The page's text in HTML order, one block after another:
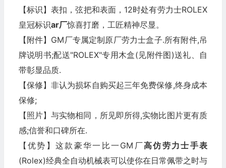
【标识】表扣，弦把和表面，12时处有劳力士ROLEX
皇冠标识ar厂惊喜打磨，工匠精神尽显。
【附件】GM厂专属定制原厂劳力士盒子.所有附件,吊
牌说明书;配送"ROLEX"专用木盒(见附件图)送礼、自
带彰显品质.
【保修】非认为损坏自购买起三年免费保修,终身成本
保修;
【照片】与实物相同，所见即所得,实物比图片更有质
感;信誉和口碑所在.
【优势】这款豪华一比一GM厂高仿劳力士手表
(Rolex)经典全自动机械表可以使你在日常佩带之时与